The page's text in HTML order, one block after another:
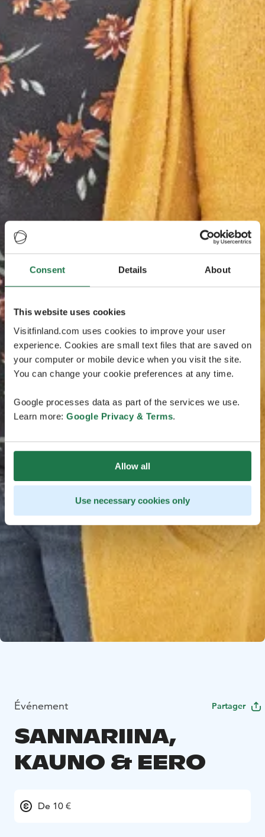
Consent Details About
This website uses cookies
Visitfinland.com uses cookies to improve your user
experience. Cookies are small text files that are saved on
your computer or mobile device when you visit the site.
You can change your cookie preferences at any time.
Google processes data as part of the services we use.
Learn more: Google Privacy & Terms.
Allow all
Use necessary cookies only
Événement Partager
SANNARIINA,
KAUNO & EERO
De 10 €